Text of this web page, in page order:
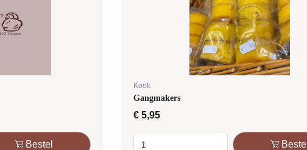
Bestel
Koek
Gangmakers
€ 5,95
Bestel